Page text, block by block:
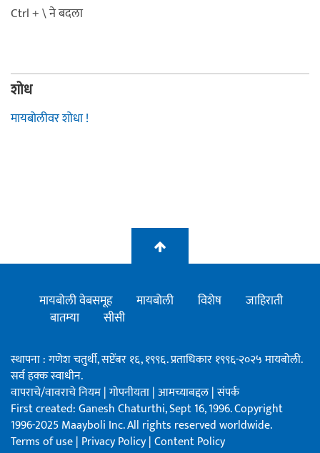
Ctrl + \ ने बदला
शोध
मायबोलीवर शोधा !
मायबोली वेबसमूह मायबोली विशेष
जाहिराती
बातम्या
सीसी
स्थापना : गणेश चतुर्थी, सप्टेंबर १६, १९९६. प्रताधिकार १९९६-२०२५ मायबोली.
सर्व हक्क स्वाधीन.
वापराचे/वावराचे नियम|गोपनीयता|आमच्याबद्दल|संपर्क
First created: Ganesh Chaturthi, Sept 16, 1996. Copyright
1996-2025 Maayboli Inc. All rights reserved worldwide.
Terms of use| Privacy Policy|Content Policy